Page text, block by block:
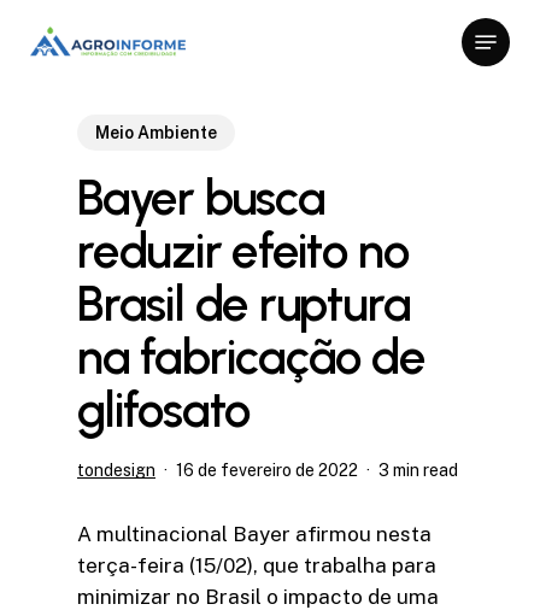
Menu
Meio Ambiente
Bayer busca
reduzir efeito no
Brasil de ruptura
na fabricação de
glifosato
tondesign 16 de fevereiro de 2022 3 min read
A multinacional Bayer afirmou nesta
terça-feira (15/02), que trabalha para
minimizar no Brasil o impacto de uma